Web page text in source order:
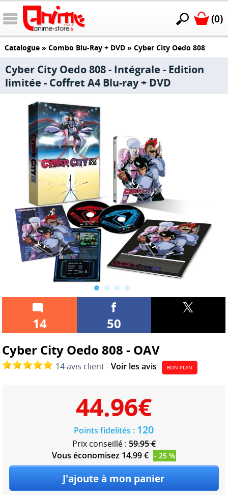
(0)
Catalogue» Combo Blu-Ray + DVD» Cyber City Oedo 808
Cyber City Oedo 808 - Intégrale - Edition
limitée - Coffret A4 Blu-ray + DVD
14
50
Cyber City Oedo 808 - OAV
14 avis client -Voir les avis BON PLAN
44.96€
Points fidelités : 120
Prix conseillé : 59.95 €
Vous économisez 14.99 € - 25 %